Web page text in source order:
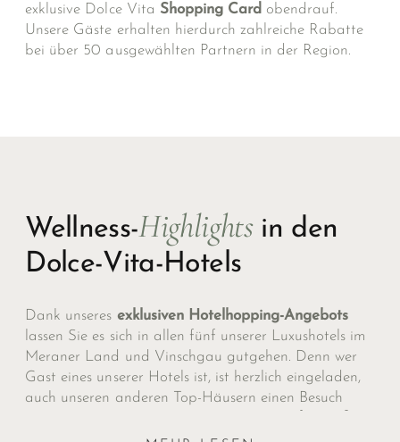
exklusive Dolce Vita Shopping Card obendrauf.
Unsere Gäste erhalten hierdurch zahlreiche Rabatte
bei über 50 ausgewählten Partnern in der Region.
Wellness-Highlightsin den
Dolce-Vita-Hotels
Dank unseres exklusiven Hotelhopping-Angebots
lassen Sie es sich in allen fünf unserer Luxushotels im
Meraner Land und Vinschgau gutgehen. Denn wer
Gast eines unserer Hotels ist, ist herzlich eingeladen,
auch unseren anderen Top-Häusern einen Besuch